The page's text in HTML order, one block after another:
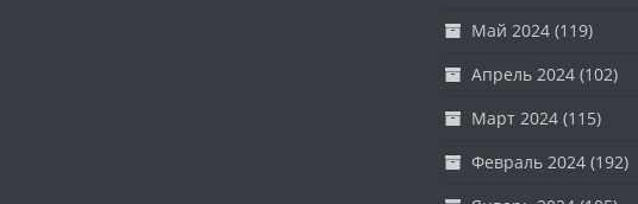
Май 2024(119)
Апрель 2024(102)
Март 2024(115)
Февраль 2024(192)